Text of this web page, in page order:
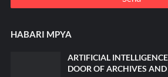
HABARI MPYA
ARTIFICIAL
DOOR OF ARCHIVES AND